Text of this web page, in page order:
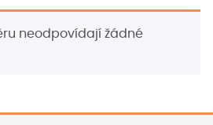
neodpovídají žádné